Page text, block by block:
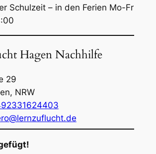
Schulzeit – in den Ferien Mo-Fr
Hagen Nachhilfe
29
, NRW